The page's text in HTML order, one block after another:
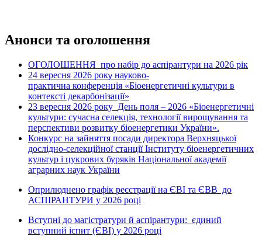
Анонси та оголошення
ОГОЛОШЕННЯ про набір до аспірантури на 2026 рік
24 вересня 2026 року науково-
практична конференція «Біоенергетичні культури в
контексті декарбонізації»
23 вересня 2026 року День поля – 2026 «Біоенергетичні
культури: сучасна селекція, технології вирощування та
перспективи розвитку біоенергетики України».
Конкурс на зайняття посади директора Верхняцької
дослідно-селекційної станції Інституту біоенергетичних
культур і цукрових буряків Національної академії
аграрних наук України
Оприлюднено графік реєстрації на ЄВІ та ЄВВ до
АСПІРАНТУРИ у 2026 році
Вступні до магістратури й аспірантури: єдиний
вступний іспит (ЄВІ) у 2026 році